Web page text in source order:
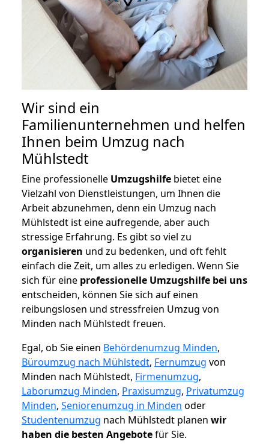
Wir sind ein
Familienunternehmen und helfen
Ihnen beim Umzug nach
Mühlstedt
Eine professionelle Umzugshilfe bietet eine
Vielzahl von Dienstleistungen, um Ihnen die
Arbeit abzunehmen, denn ein Umzug nach
Mühlstedt ist eine aufregende, aber auch
stressige Erfahrung. Es gibt so viel zu
organisieren und zu bedenken, und oft fehlt
einfach die Zeit, um alles zu erledigen. Wenn Sie
sich für eine professionelle Umzugshilfe bei uns
entscheiden, können Sie sich auf einen
reibungslosen und stressfreien Umzug von
Minden nach Mühlstedt freuen.
Egal, ob Sie einen Behördenumzug Minden,
Büroumzug nach Mühlstedt, Fernumzug von
Minden nach Mühlstedt, Firmenumzug,
Laborumzug Minden, Praxisumzug, Privatumzug
Minden, Seniorenumzug in Minden oder
Studentenumzug nach Mühlstedt planen wir
haben die besten Angebotefür Sie.